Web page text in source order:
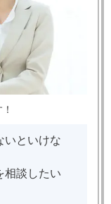
いといけな
相談したい